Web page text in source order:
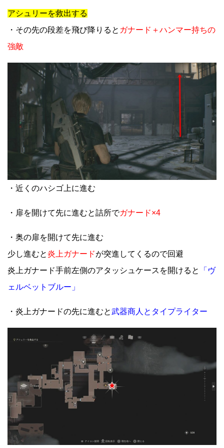
アシュリーを救出する
・その先の段差を飛び降りると ガナード＋ハンマー持ちの
強敵
・近くのハシゴ上に進む
・扉を開けて先に進むと詰所でガナード×4
・奥の扉を開けて先に進む
少し進むと炎上ガナードが突進してくるので回避
炎上ガナード手前左側のアタッシュケースを開けると
「ヴ
ェルベットブルー」
・炎上ガナードの先に進むと武器商人とタイプライター